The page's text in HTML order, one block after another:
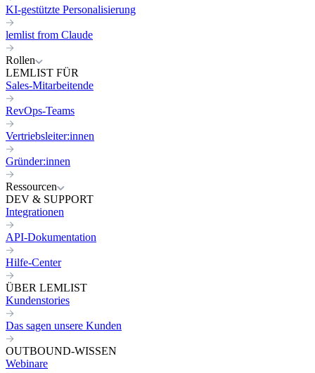
KI-gestützte Personalisierung
lemlist from Claude
Rollen
LEMLIST FÜR
Sales-Mitarbeitende
RevOps-Teams
Vertriebsleiter:innen
Gründer:innen
Ressourcen
DEV & SUPPORT
Integrationen
API-Dokumentation
Hilfe-Center
ÜBER LEMLIST
Kundenstories
Das sagen unsere Kunden
OUTBOUND-WISSEN
Webinare